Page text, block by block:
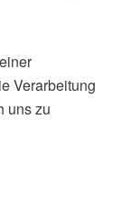
Verarbeitung
uns zu